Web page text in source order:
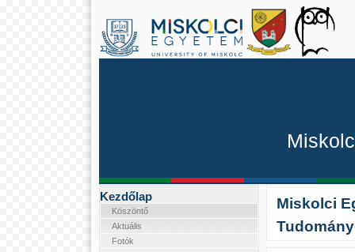
Miskolci
Kezdőlap
Köszöntő
Aktuális
Fotók